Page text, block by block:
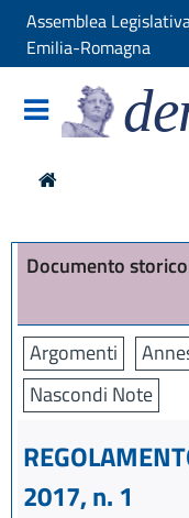
Assemblea
Emilia-Romagna
Documento
Argomenti
Nascondi Note
2017, n. 1